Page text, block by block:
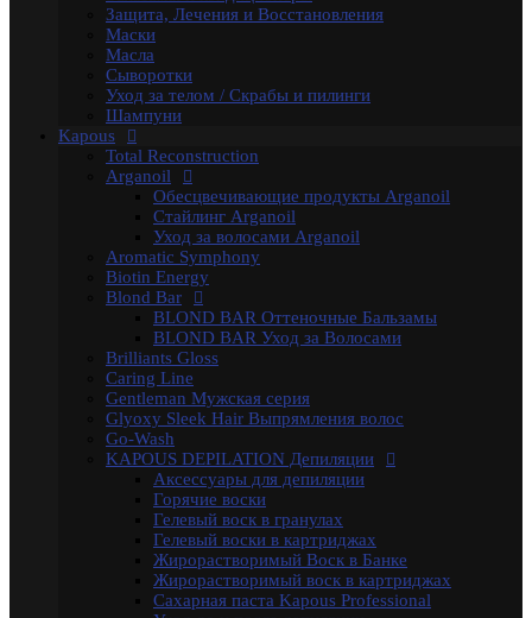
Гелевый воски в картриджах
Жирорастворимый Воск в Банке
Жирорастворимый воск в картриджах
Сахарная паста Kapous Professional
Уход до и после депиляции
Kapous Аксессуары и инструменты
Одноразовая продукция Kapous
Брашинги, Расчески, Щетки
Для окрашивания и завивки
Зажимы
Ножницы
Перчатки
Пластмассовые насос-дозаторы
Сумки, саквояжи
Одежда, Фартуки, пеньюары
Фены
Life Color Оттеночные средства
Luxe Care
Macadamia Oil
Magic Keratin
Magic Keratin Стайлинг
Средства для долговременной завивки
Уход за волосами
Milk Line
Oliva and Avocado
Profilactic
Smooth and Curly
Treatment Лечебная
Ylang Ylang
Окрашивание Kapous
Кремообразная проявляющая эмульсия
Защита, Лечения и Восстановления
Маски
Масла
Сыворотки
Уход за телом / Скрабы и пилинги
Шампуни
Kapous
Total Reconstruction
Arganoil
Обесцвечивающие продукты Arganoil
Стайлинг Arganoil
Уход за волосами Arganoil
Aromatic Symphony
Biotin Energy
Blond Bar
BLOND BAR Оттеночные Бальзамы
BLOND BAR Уход за Волосами
Brilliants Gloss
Caring Line
Gentleman Мужская серия
Glyoxy Sleek Hair Выпрямления волос
Go-Wash
KAPOUS DEPILATION Депиляции
Аксессуары для депиляции
Горячие воски
Гелевый воск в гранулах
Гелевый воски в картриджах
Жирорастворимый Воск в Банке
Жирорастворимый воск в картриджах
Сахарная паста Kapous Professional